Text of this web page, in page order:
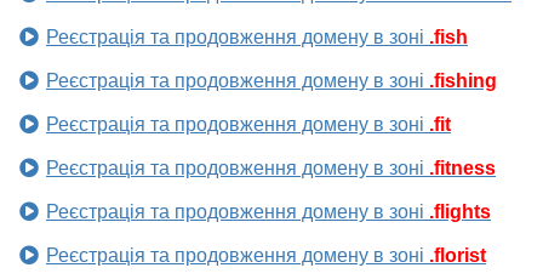
Реєстрація та продовження домену в зоні .fish
Реєстрація та продовження домену в зоні .fishing
Реєстрація та продовження домену в зоні .fit
Реєстрація та продовження домену в зоні .fitness
Реєстрація та продовження домену в зоні .flights
Реєстрація та продовження домену в зоні .florist